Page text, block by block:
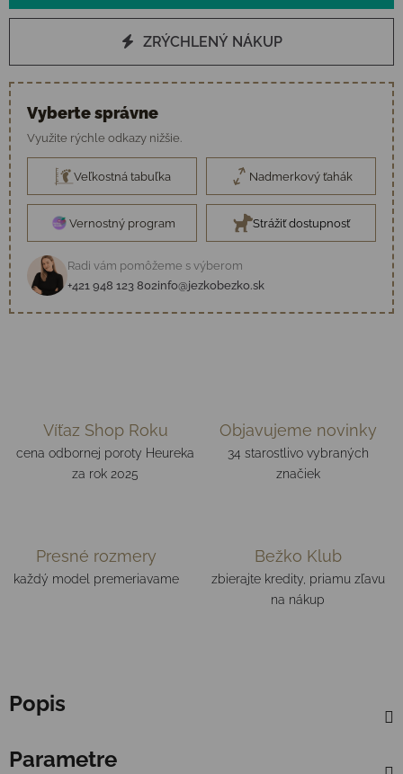
ZRÝCHLENÝ NÁKUP
Vyberte správne
Využite rýchle odkazy nižšie.
Veľkostná tabuľka Nadmerkový ťahák
Vernostný program Strážiť dostupnosť
Radi vám pomôžeme s výberom
+421 948 123 802info@jezkobezko.sk
Víťaz Shop Roku
cena odbornej poroty Heureka
za rok 2025
Objavujeme novinky
34 starostlivo vybraných
značiek
Presné rozmery
každý model premeriavame
Bežko Klub
zbierajte kredity, priamu zľavu
na nákup
Popis
Parametre